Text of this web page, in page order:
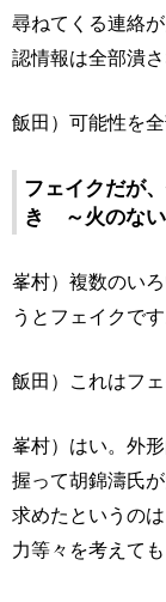
尋ねてくる連絡
認情報は全部潰
飯田）可能性を
フェイクだが
き ～火のない
峯村）複数のい
うとフェイクです
飯田）これはフェ
峯村）はい。外
握って胡錦濤氏
求めたというの
力等々を考えて